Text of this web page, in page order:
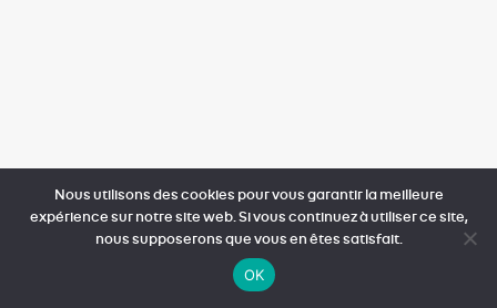
Nous utilisons des cookies pour vous garantir la meilleure
expérience sur notre site web. Si vous continuez à utiliser ce site,
nous supposerons que vous en êtes satisfait.
OK